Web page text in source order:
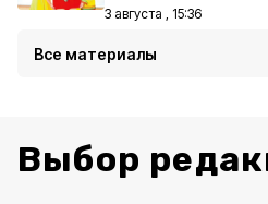
3 августа , 15:36
Все материалы
Выбор